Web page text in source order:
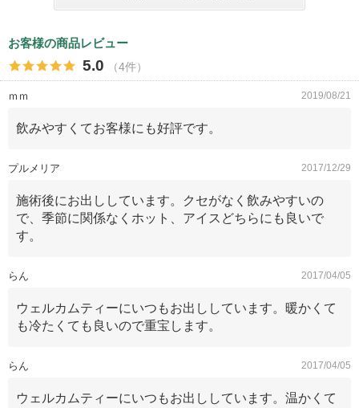
お客様の商品レビュー
5.0 （4件）
ｍｍ 2019/08/21
飲みやすくてお客様にも好評です。
プルメリア 2017/12/29
施術後にお出ししています。クセがなく飲みやすいの
で、季節に関係なくホット、アイスどちらにも良いで
す。
らん 2017/04/05
ウェルカムティーにいつもお出ししています。暖かくて
も冷たくても良いので重宝します。
らん 2017/04/05
ウェルカムティーにいつもお出ししています。温かくて